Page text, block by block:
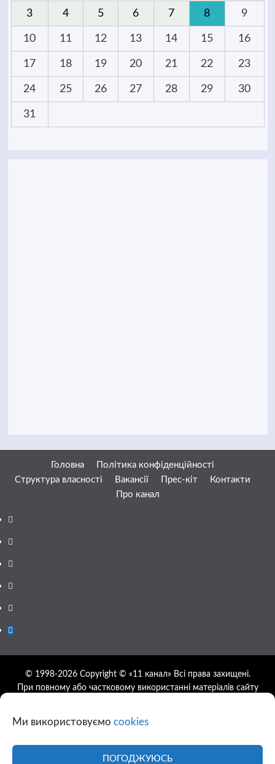
Ми використовуємо cookies
ПОГОДЖУЮСЬ
3 4 5 6 7 8 9
10 11 12 13 14 15 16
17 18 19 20 21 22 23
24 25 26 27 28 29 30
31
Головна
Політика конфіденційності
Структура власності
Вакансії Прес-кіт
Контакти
Про канал
Facebook
YouTube
Telegram
Instagram
Twitter
Google
© 1998-2026 Copyright © «11 канал» Всі права захищені.
При повному або частковому використанні матеріалів сайту
дозволяється за умови посилання на джерело та прямого